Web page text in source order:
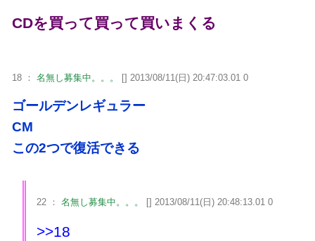
CDを買って買って買いまくる
18 ： 名無し募集中。。。 [] 2013/08/11(日) 20:47:03.01 0
ゴールデンレギュラー
CM
この2つで復活できる
22 ： 名無し募集中。。。 [] 2013/08/11(日) 20:48:13.01 0
>>18